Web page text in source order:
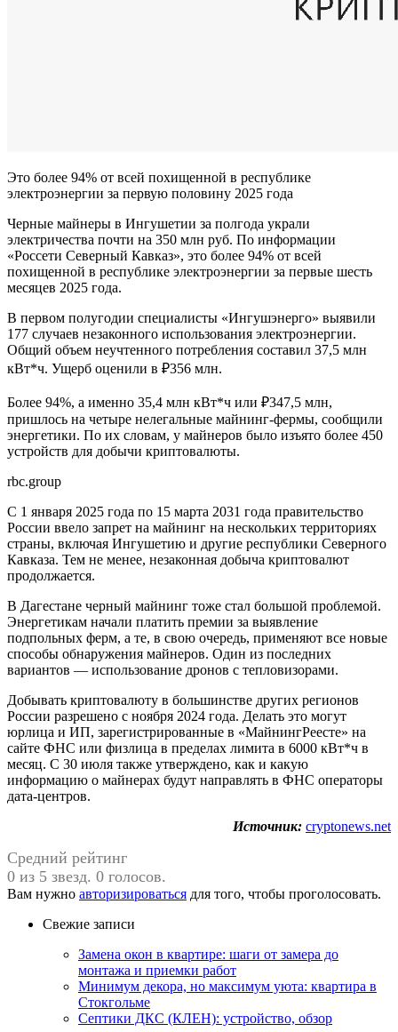
Это более 94% от всей похищенной в республике
электроэнергии за первую половину 2025 года
Черные майнеры в Ингушетии за полгода украли
электричества почти на 350 млн руб. По информации
«Россети Северный Кавказ», это более 94% от всей
похищенной в республике электроэнергии за первые шесть
месяцев 2025 года.
В первом полугодии специалисты «Ингушэнерго» выявили
177 случаев незаконного использования электроэнергии.
Общий объем неучтенного потребления составил 37,5 млн
кВт*ч. Ущерб оценили в ₽356 млн.
Более 94%, а именно 35,4 млн кВт*ч или ₽347,5 млн,
пришлось на четыре нелегальные майнинг-фермы, сообщили
энергетики. По их словам, у майнеров было изъято более 450
устройств для добычи криптовалюты.
rbc.group
С 1 января 2025 года по 15 марта 2031 года правительство
России ввело запрет на майнинг на нескольких территориях
страны, включая Ингушетию и другие республики Северного
Кавказа. Тем не менее, незаконная добыча криптовалют
продолжается.
В Дагестане черный майнинг тоже стал большой проблемой.
Энергетикам начали платить премии за выявление
подпольных ферм, а те, в свою очередь, применяют все новые
способы обнаружения майнеров. Один из последних
вариантов — использование дронов с тепловизорами.
Добывать криптовалюту в большинстве других регионов
России разрешено с ноября 2024 года. Делать это могут
юрлица и ИП, зарегистрированные в «МайнингРеесте» на
сайте ФНС или физлица в пределах лимита в 6000 кВт*ч в
месяц. С 30 июля также утверждено, как и какую
информацию о майнерах будут направлять в ФНС операторы
дата-центров.
Источник: cryptonews.net
Средний рейтинг
0 из 5 звезд. 0 голосов.
Вам нужно авторизироваться для того, чтобы проголосовать.
Свежие записи
Замена окон в квартире: шаги от замера до
монтажа и приемки работ
Минимум декора, но максимум уюта: квартира в
Стокгольме
Септики ДКС (КЛЕН): устройство, обзор